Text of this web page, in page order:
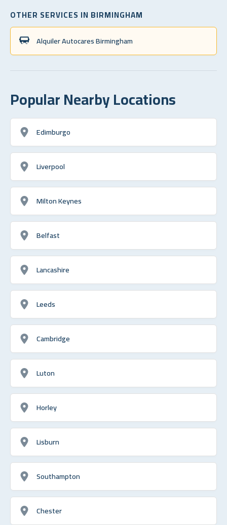
OTHER SERVICES IN BIRMINGHAM
Alquiler Autocares Birmingham
Popular Nearby Locations
Edimburgo
Liverpool
Milton Keynes
Belfast
Lancashire
Leeds
Cambridge
Luton
Horley
Lisburn
Southampton
Chester